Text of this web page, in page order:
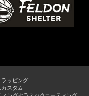
ラッピング
カスタム